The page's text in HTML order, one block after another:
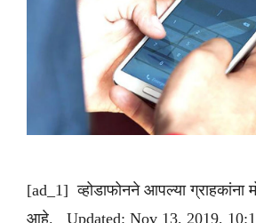
[ad_1] व्होडाफोनने आपल्या ग्राहकांना
आहे. Updated: Nov 13, 2019,